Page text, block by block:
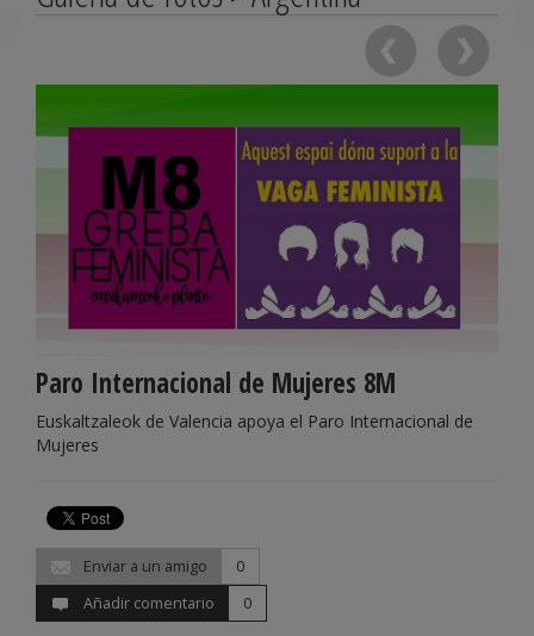
Paro Internacional de Mujeres 8M
Euskaltzaleok de Valencia apoya el Paro Internacional de
Mujeres
Enviar a un amigo
0
Añadir comentario
0